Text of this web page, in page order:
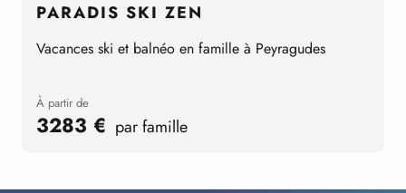
PARADIS SKI ZEN
Vacances ski et balnéo en famille à Peyragudes
à partir de
3283 € par famille